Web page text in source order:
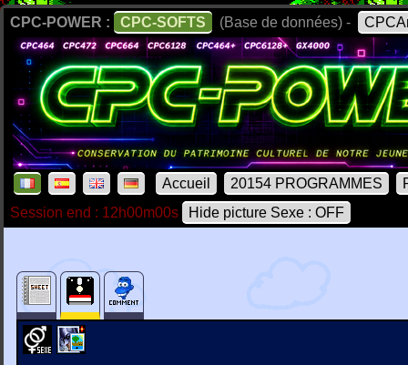
CPC-POWER : CPC-SOFTS (Base de données) -
Accueil 20154 PROGRAMMES
Session end : 12h00m00s
Hide picture Sexe : OFF